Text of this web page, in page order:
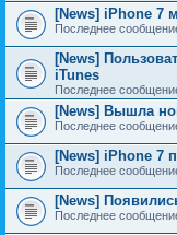
[News] iPhone 7
Последнее
[News]
iTunes
Последнее
[News] Вышла
Последнее
[News] iPhone 7
Последнее
[News]
Последнее